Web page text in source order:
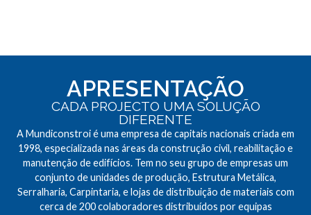
APRESENTAÇÃO
CADA PROJECTO UMA SOLUÇÃO
DIFERENTE
A Mundiconstroi é uma empresa de capitais nacionais criada em
1998, especializada nas áreas da construção civil, reabilitação e
manutenção de edifícios. Tem no seu grupo de empresas um
conjunto de unidades de produção, Estrutura Metálica,
Serralharia, Carpintaria, e lojas de distribuição de materiais com
cerca de 200 colaboradores distribuídos por equipas